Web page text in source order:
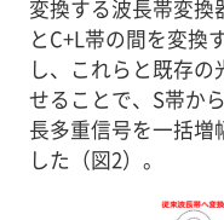
変換する波長帯変換
とC+L帯の間を変換
し、これらと既存の
せることで、S帯か
長多重信号を一括増
した（図2）。